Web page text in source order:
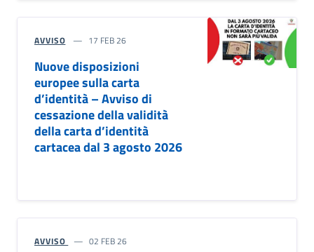
AVVISO 17 FEB 26
Nuove disposizioni
europee sulla carta
d’identità – Avviso di
cessazione della validità
della carta d’identità
cartacea dal 3 agosto 2026
AVVISO 02 FEB 26